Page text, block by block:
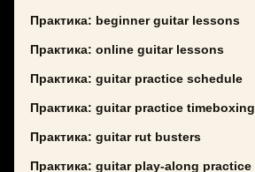
Практика: beginner guitar lessons
Практика: online guitar lessons
Практика: guitar practice schedule
Практика: guitar practice timeboxing
Практика: guitar rut busters
Практика: guitar play-along practice